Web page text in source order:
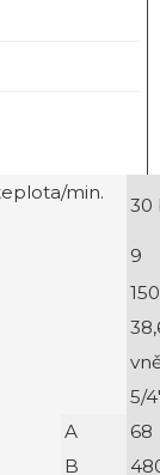
min.
30
9
150
5/
A
68
B